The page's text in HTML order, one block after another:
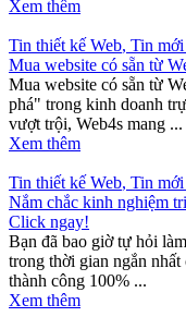
Xem thêm
Tin thiết kế Web, Tin mới
Mua website có sẵn từ
Mua website có sẵn từ
phá" trong kinh doanh
vượt trội, Web4s mang ...
Xem thêm
Tin thiết kế Web, Tin mới
Nắm chắc kinh nghiệm
Click ngay!
Bạn đã bao giờ tự hỏi
trong thời gian ngắn
thành công 100% ...
Xem thêm